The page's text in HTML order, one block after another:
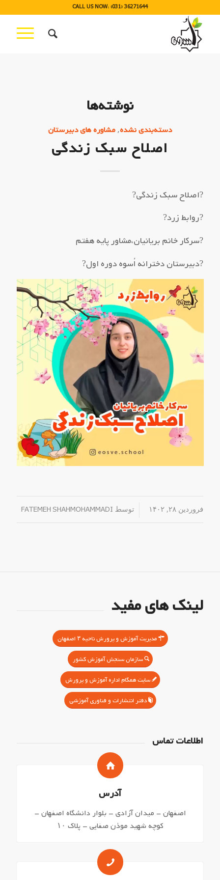
CALL US NOW: (031) 36271644
نوشته‌ها
دسته‌بندی نشده, مشاوره های دبیرستان
اصلاح سبک زندگی
?اصلاح سبک زندگی?
?روابط زرد?
?سرکار خانم بریانیان،مشاور پایه هفتم
?دبیرستان دخترانه اُسوه دوره اول?
فروردین ۲۸, ۱۴۰۲ / توسط FATEMEH SHAHMOHAMMADI
لینک های مفید
مدیریت آموزش و پرورش ناحیه ۳ اصفهان
سازمان سنجش آموزش کشور
سایت همگام اداره آموزش و پرورش
دفتر انتشارات و فناوری آموزشی
اطلاعات تماس
آدرس
اصفهان – میدان آزادی – بلوار دانشگاه اصفهان –
کوچه شهید موذن صفایی – پلاک ۱۰